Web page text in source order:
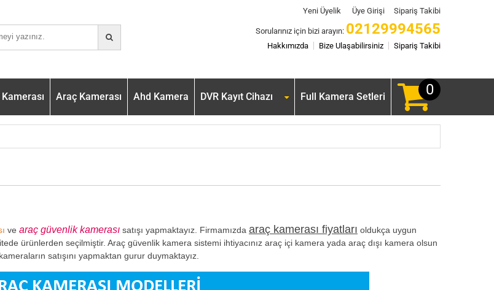
Yeni Üyelik Üye Girişi Sipariş Takibi
Sorularınız için bizi arayın: 02129994565
Hakkımızda Bize Ulaşabilirsiniz Sipariş Takibi
Araç Kamerası Ahd Kamera DVR Kayıt Cihazı Full Kamera Setleri 0
ve araç güvenlik kamerası satışı yapmaktayız. Firmamızda araç kamerası fiyatları oldukça uygun
ürünlerden seçilmiştir. Araç güvenlik kamera sistemi ihtiyacınız araç içi kamera yada araç dışı kamera olsun
satışını yapmaktan gurur duymaktayız.